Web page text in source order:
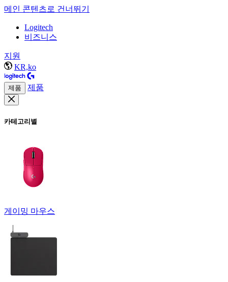
메인 콘텐츠로 건너뛰기
Logitech
비즈니스
지원
KR,ko
제품 제품
카테고리별
게이밍 마우스